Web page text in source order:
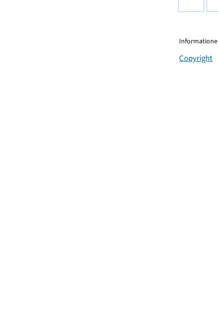
Copyright